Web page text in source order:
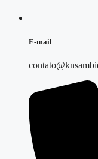
E-mail